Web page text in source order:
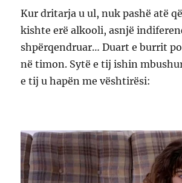
Kur dritarja u ul, nuk pashë atë
kishte erë alkooli, asnjë
shpërqendruar… Duart e burrit
në timon. Sytë e tij ishin
e tij u hapën me vështirësi: